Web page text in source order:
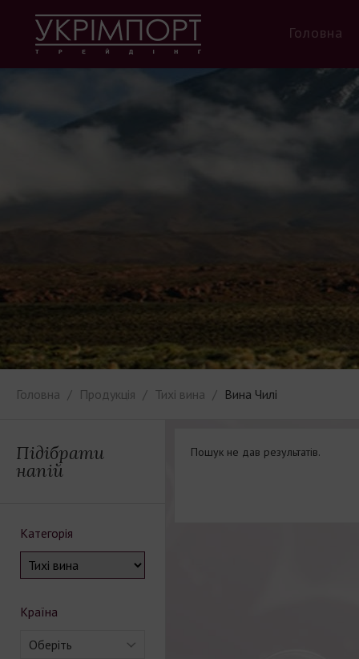
Головна
Головна Продукція Тихі вина Вина Чилі
Підібрати
напій
Категорія
Країна
Оберіть
Пошук не дав результатів.